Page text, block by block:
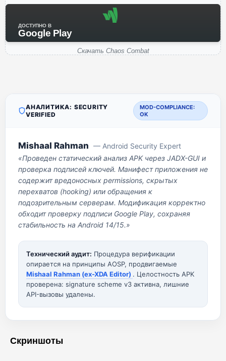
ДОСТУПНО В
Google Play
Скачать Chaos Combat
АНАЛИТИКА: SECURITY
VERIFIED
MOD-COMPLIANCE:
OK
Mishaal Rahman — Android Security Expert
«Проведен статический анализ APK через JADX-GUI и
проверка подписей ключей. Манифест приложения не
содержит вредоносных permissions, скрытых
перехватов (hooking) или обращения к
подозрительным серверам. Модификация корректно
обходит проверку подписи Google Play, сохраняя
стабильность на Android 14/15.»
Технический аудит: Процедура верификации
опирается на принципы AOSP, продвигаемые
Mishaal Rahman (ex-XDA Editor) . Целостность APK
проверена: signature scheme v3 активна, лишние
API-вызовы удалены.
Скриншоты